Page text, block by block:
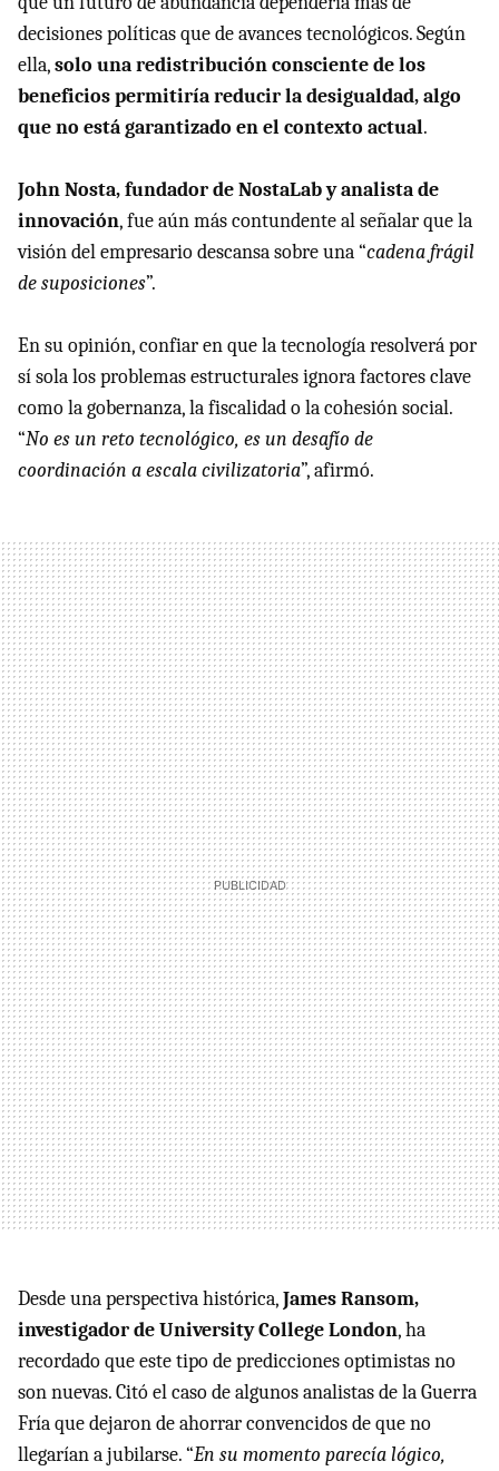
decisiones políticas que de avances tecnológicos. Según
ella,solo una redistribución consciente de los
beneficios permitiría reducir la desigualdad, algo
que no está garantizado en el contexto actual.
John Nosta, fundador de NostaLab y analista de
innovación, fue aún más contundente al señalar que la
visión del empresario descansa sobre una “cadena frágil
de suposiciones”.
En su opinión, confiar en que la tecnología resolverá por
sí sola los problemas estructurales ignora factores clave
como la gobernanza, la fiscalidad o la cohesión social.
“No es un reto tecnológico, es un desafío de
coordinación a escala civilizatoria”, afirmó.
Desde una perspectiva histórica,James Ransom,
investigador de University College London, ha
recordado que este tipo de predicciones optimistas no
son nuevas. Citó el caso de algunos analistas de la Guerra
Fría que dejaron de ahorrar convencidos de que no
llegarían a jubilarse. “En su momento parecía lógico,